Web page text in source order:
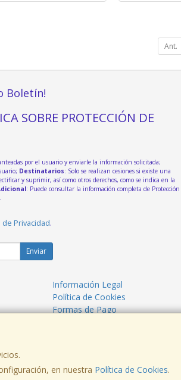
Ant.
en nuestra Política de Cookies.
Boletín!
SOBRE PROTECCIÓN DE
por el usuario y enviarle la información solicitada;
Destinatarios: Solo se realizan cesiones si existe una
y suprimir, así como otros derechos, como se indica en la
: Puede consultar la información completa de Protección
.
de Privacidad.
Enviar
Información Legal
Política de Cookies
Formas de Pago
- Tfno: 965560914